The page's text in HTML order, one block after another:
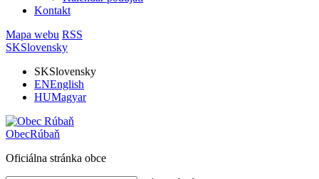
Kontakt
Mapa webu RSS
SKSlovensky
SKSlovensky
ENEnglish
HUMagyar
ObecRúbaň
Oficiálna stránka obce